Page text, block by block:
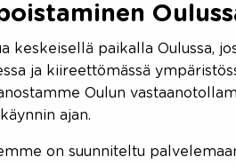
keskeisellä paikalla Oulussa,
ja kiireettömässä
Oulun
ajan.
on suunniteltu